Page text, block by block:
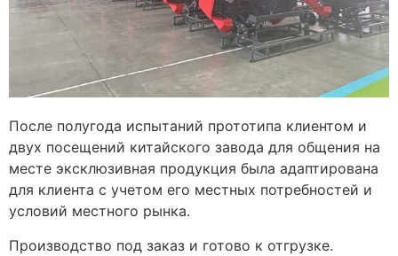
После полугода испытаний прототипа клиентом и
двух посещений китайского завода для общения на
месте эксклюзивная продукция была адаптирована
для клиента с учетом его местных потребностей и
условий местного рынка.
Производство под заказ и готово к отгрузке.